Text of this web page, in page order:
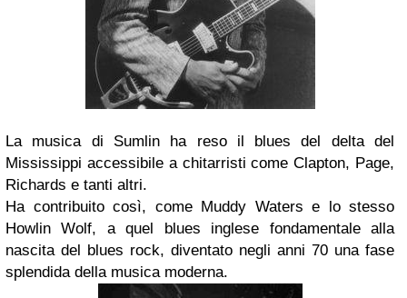
La musica di Sumlin ha reso il blues del delta del
Mississippi accessibile a chitarristi come Clapton, Page,
Richards e tanti altri.
Ha contribuito così, come Muddy Waters e lo stesso
Howlin Wolf, a quel blues inglese fondamentale alla
nascita del blues rock, diventato negli anni 70 una fase
splendida della musica moderna.